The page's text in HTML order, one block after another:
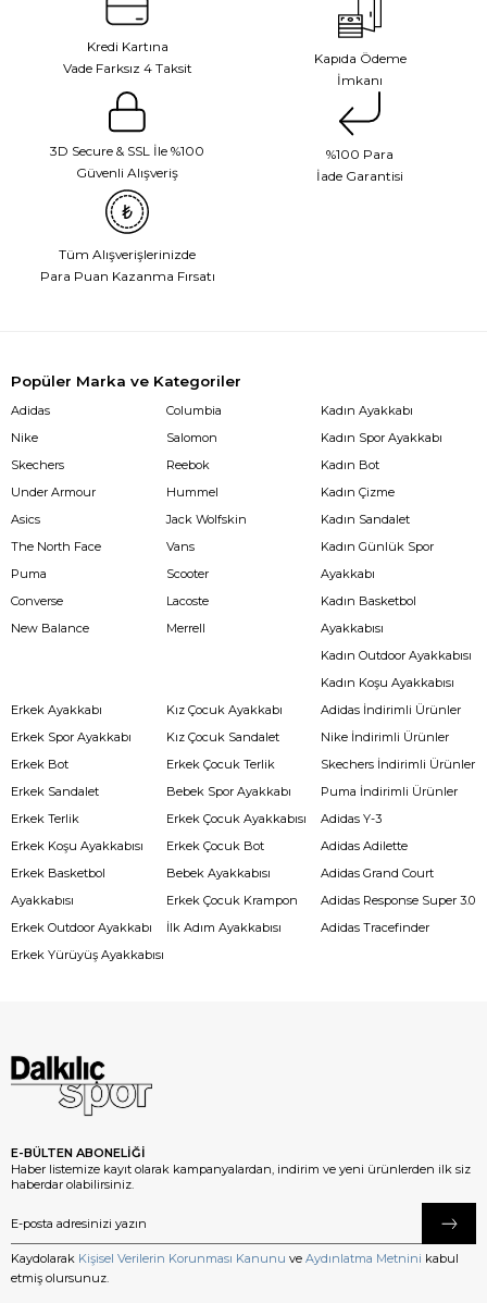
Kredi Kartına
Vade Farksız 4 Taksit
Kapıda Ödeme
İmkanı
3D Secure & SSL İle %100
Güvenli Alışveriş
%100 Para
İade Garantisi
Tüm Alışverişlerinizde
Para Puan Kazanma Fırsatı
Popüler Marka ve Kategoriler
Adidas
Nike
Skechers
Under Armour
Asics
The North Face
Puma
Converse
New Balance
Columbia
Salomon
Reebok
Hummel
Jack Wolfskin
Vans
Scooter
Lacoste
Merrell
Kadın Ayakkabı
Kadın Spor Ayakkabı
Kadın Bot
Kadın Çizme
Kadın Sandalet
Kadın Günlük Spor
Ayakkabı
Kadın Basketbol
Ayakkabısı
Kadın Outdoor Ayakkabısı
Kadın Koşu Ayakkabısı
Erkek Ayakkabı
Erkek Spor Ayakkabı
Erkek Bot
Erkek Sandalet
Erkek Terlik
Erkek Koşu Ayakkabısı
Erkek Basketbol
Ayakkabısı
Erkek Outdoor Ayakkabı
Erkek Yürüyüş Ayakkabısı
Kız Çocuk Ayakkabı
Kız Çocuk Sandalet
Erkek Çocuk Terlik
Bebek Spor Ayakkabı
Erkek Çocuk Ayakkabısı
Erkek Çocuk Bot
Bebek Ayakkabısı
Erkek Çocuk Krampon
İlk Adım Ayakkabısı
Adidas İndirimli Ürünler
Nike İndirimli Ürünler
Skechers İndirimli Ürünler
Puma İndirimli Ürünler
Adidas Y-3
Adidas Adilette
Adidas Grand Court
Adidas Response Super 3.0
Adidas Tracefinder
E-BÜLTEN ABONELİĞİ
Haber listemize kayıt olarak kampanyalardan, indirim ve yeni ürünlerden ilk siz
haberdar olabilirsiniz.
Kaydolarak Kişisel Verilerin Korunması Kanunu ve Aydınlatma Metnini kabul
etmiş olursunuz.